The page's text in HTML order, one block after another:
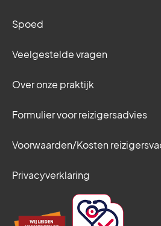
Spoed
Veelgestelde vragen
Over onze praktijk
Formulier voor reizigersadvies
Voorwaarden/Kosten
Privacyverklaring